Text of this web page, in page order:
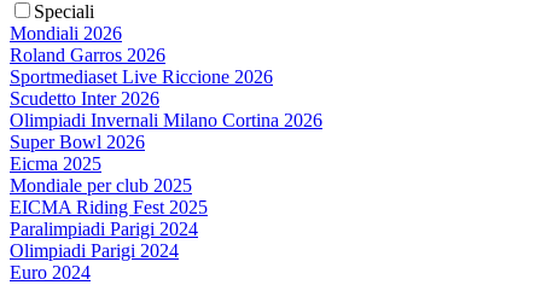
Speciali
Mondiali 2026
Roland Garros 2026
Sportmediaset Live Riccione 2026
Scudetto Inter 2026
Olimpiadi Invernali Milano Cortina 2026
Super Bowl 2026
Eicma 2025
Mondiale per club 2025
EICMA Riding Fest 2025
Paralimpiadi Parigi 2024
Olimpiadi Parigi 2024
Euro 2024